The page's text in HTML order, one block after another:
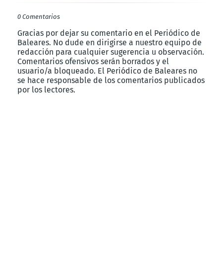
0 Comentarios
Gracias por dejar su comentario en el Periódico de
Baleares. No dude en dirigirse a nuestro equipo de
redacción para cualquier sugerencia u observación.
Comentarios ofensivos serán borrados y el
usuario/a bloqueado. El Periódico de Baleares no
se hace responsable de los comentarios publicados
por los lectores.